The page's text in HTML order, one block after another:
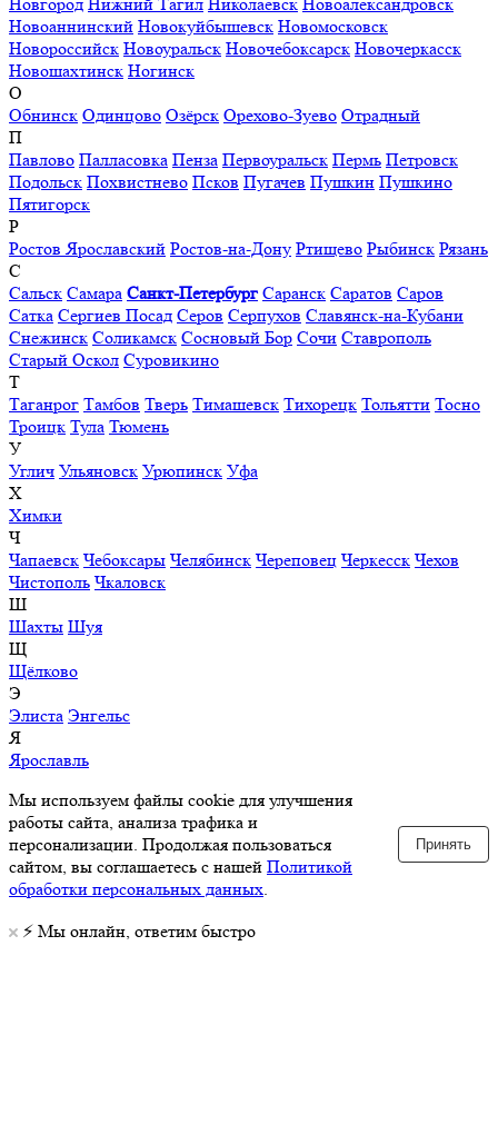
Новоаннинский Новокуйбышевск Новомосковск
Новороссийск Новоуральск Новочебоксарск Новочеркасск
Новошахтинск Ногинск
О
Обнинск Одинцово Озёрск Орехово-Зуево Отрадный
П
Павлово Палласовка Пенза Первоуральск Пермь Петровск
Подольск Похвистнево Псков Пугачев Пушкин Пушкино
Пятигорск
Р
Ростов Ярославский Ростов-на-Дону Ртищево Рыбинск Рязань
С
Сальск Самара Санкт-Петербург Саранск Саратов Саров
Сатка Сергиев Посад Серов Серпухов Славянск-на-Кубани
Снежинск Соликамск Сосновый Бор Сочи Ставрополь
Старый Оскол Суровикино
Т
Таганрог Тамбов Тверь Тимашевск Тихорецк Тольятти Тосно
Троицк Тула Тюмень
У
Углич Ульяновск Урюпинск Уфа
Х
Химки
Ч
Чапаевск Чебоксары Челябинск Череповец Черкесск Чехов
Чистополь Чкаловск
Ш
Шахты Шуя
Щ
Щёлково
Э
Элиста Энгельс
Я
Ярославль
Мы используем файлы cookie для улучшения
работы сайта, анализа трафика и
персонализации. Продолжая пользоваться
сайтом, вы соглашаетесь с нашей Политикой
обработки персональных данных
Принять
⚡️ Мы онлайн, ответим быстро